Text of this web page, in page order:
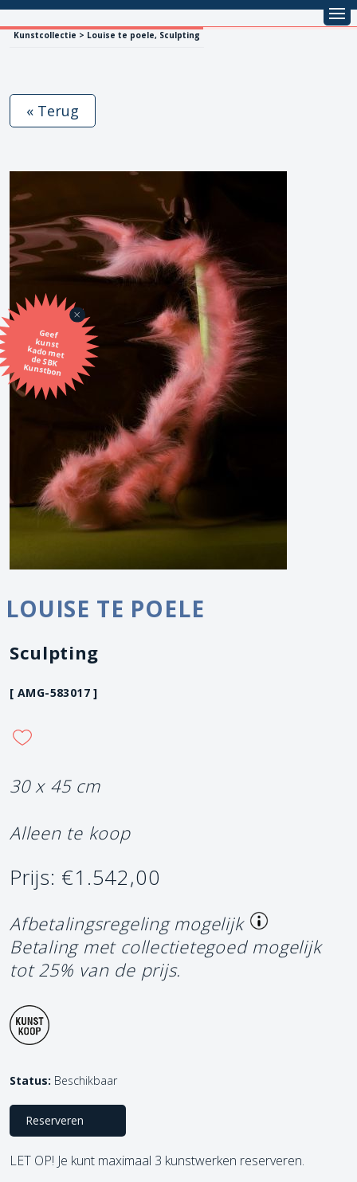
Kunstcollectie > Louise te poele, Sculpting
Geef
kunst
kado met
de SBK
Kunstbon
« Terug
LOUISE TE POELE
Sculpting
[ AMG-583017 ]
30 x 45 cm
Alleen te koop
Prijs: €1.542,00
Afbetalingsregeling mogelijk
Betaling met collectietegoed mogelijk
tot 25% van de prijs.
Status: Beschikbaar
Reserveren
LET OP! Je kunt maximaal 3 kunstwerken reserveren.